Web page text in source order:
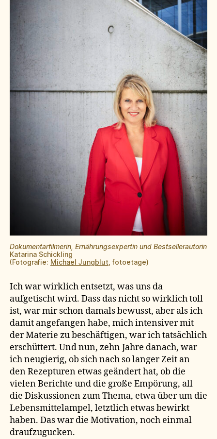
Dokumentarfilmerin, Ernährungsexpertin und Bestsellerautorin
Katarina Schickling
(Fotografie: Michael Jungblut , fotoetage)
Ich war wirklich entsetzt, was uns da
aufgetischt wird. Dass das nicht so wirklich toll
ist, war mir schon damals bewusst, aber als ich
damit angefangen habe, mich intensiver mit
der Materie zu beschäftigen, war ich tatsächlich
erschüttert. Und nun, zehn Jahre danach, war
ich neugierig, ob sich nach so langer Zeit an
den Rezepturen etwas geändert hat, ob die
vielen Berichte und die große Empörung, all
die Diskussionen zum Thema, etwa über um die
Lebensmittelampel, letztlich etwas bewirkt
haben. Das war die Motivation, noch einmal
draufzugucken.